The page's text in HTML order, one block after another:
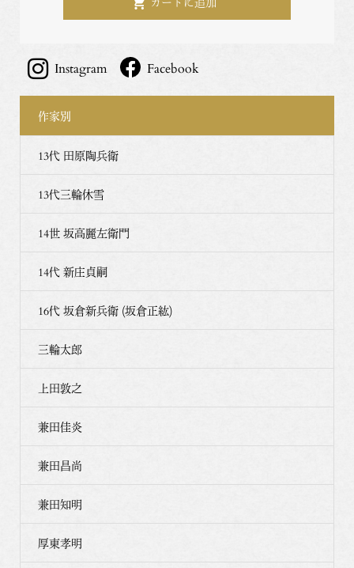
Instagram Facebook
作家別
13代 田原陶兵衛
13代三輪休雪
14世 坂高麗左衛門
14代 新庄貞嗣
16代 坂倉新兵衛 (坂倉正紘)
三輪太郎
上田敦之
兼田佳炎
兼田昌尚
兼田知明
厚東孝明